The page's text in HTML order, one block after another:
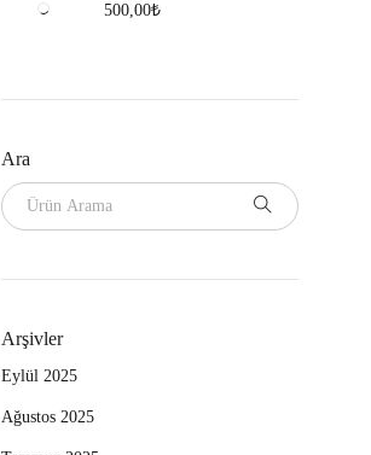
500,00₺
Ara
Arşivler
Eylül 2025
Ağustos 2025